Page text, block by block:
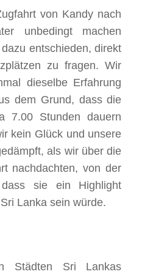
von Kandy nach
unbedingt machen
entschieden, direkt
zu fragen. Wir
dieselbe Erfahrung
dem Grund, dass die
7.00 Stunden dauern
kein Glück und unsere
als wir über die
nachdachten, von der
sie ein Highlight
Lanka sein würde.
Städten Sri Lankas